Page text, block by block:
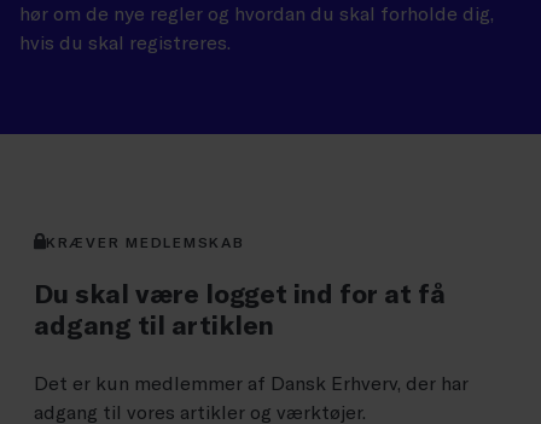
hør om de nye regler og hvordan du skal forholde dig,
hvis du skal registreres.
KRÆVER MEDLEMSKAB
Du skal være logget ind for at få
adgang til artiklen
Det er kun medlemmer af Dansk Erhverv, der har
adgang til vores artikler og værktøjer.